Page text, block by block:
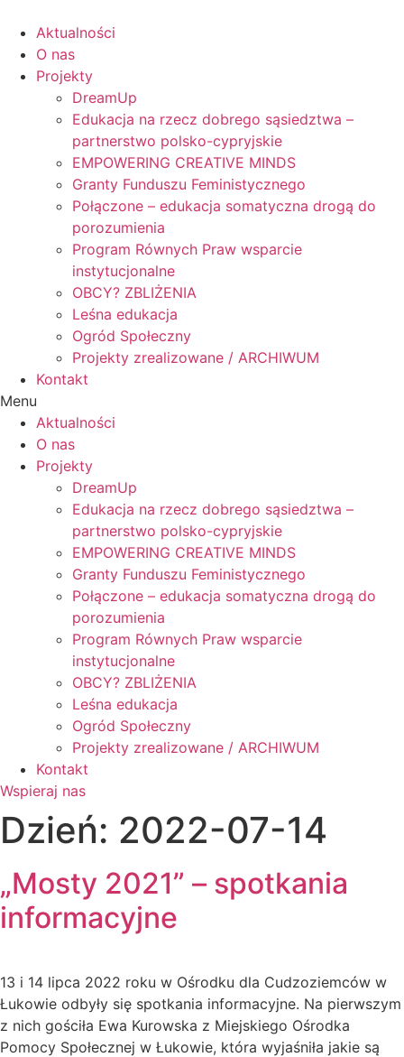
content
Aktualności
O nas
Projekty
DreamUp
Edukacja na rzecz dobrego sąsiedztwa –
partnerstwo polsko-cypryjskie
EMPOWERING CREATIVE MINDS
Granty Funduszu Feministycznego
Połączone – edukacja somatyczna drogą do
porozumienia
Program Równych Praw wsparcie
instytucjonalne
OBCY? ZBLIŻENIA
Leśna edukacja
Ogród Społeczny
Projekty zrealizowane / ARCHIWUM
Kontakt
Menu
Aktualności
O nas
Projekty
DreamUp
Edukacja na rzecz dobrego sąsiedztwa –
partnerstwo polsko-cypryjskie
EMPOWERING CREATIVE MINDS
Granty Funduszu Feministycznego
Połączone – edukacja somatyczna drogą do
porozumienia
Program Równych Praw wsparcie
instytucjonalne
OBCY? ZBLIŻENIA
Leśna edukacja
Ogród Społeczny
Projekty zrealizowane / ARCHIWUM
Kontakt
Wspieraj nas
Dzień: 2022-07-14
„Mosty 2021” – spotkania
informacyjne
13 i 14 lipca 2022 roku w Ośrodku dla Cudzoziemców w
Łukowie odbyły się spotkania informacyjne. Na pierwszym
z nich gościła Ewa Kurowska z Miejskiego Ośrodka
Pomocy Społecznej w Łukowie, która wyjaśniła jakie są